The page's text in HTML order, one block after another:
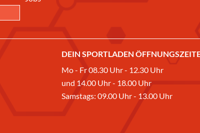
DEIN SPORTLADEN
Mo - Fr 08.30 Uhr - 12.30 Uhr
und 14.00 Uhr - 18.00 Uhr
Samstags: 09.00 Uhr - 13.00 Uhr